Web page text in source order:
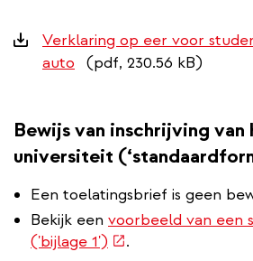
Downloads
Verklaring op eer voor
auto
(pdf, 230.56 kB)
Bewijs van inschrijving
universiteit
Een toelatingsbrief is geen
Bekijk een voorbeeld van een
('bijlage 1') (externe
.